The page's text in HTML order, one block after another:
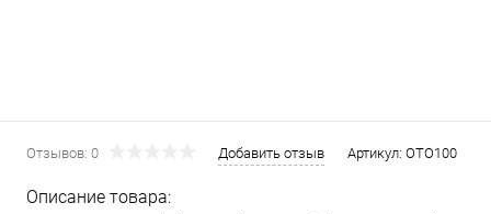
Отзывов: 0 Добавить отзыв Артикул: OTO100
Описание товара: